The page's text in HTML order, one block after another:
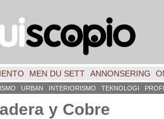
MEN DU SETT ANNONSERING
URBAN INTERIORISMO TEKNOLOGI
y Cobre